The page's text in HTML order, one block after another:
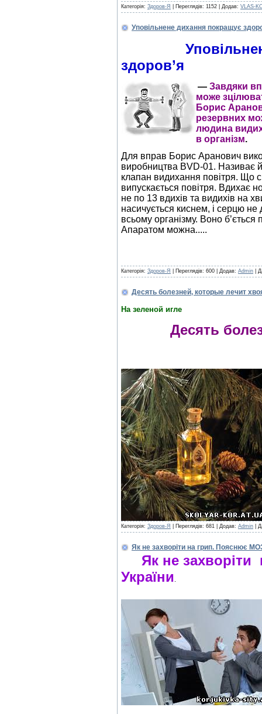
Категорія: Здоров-Я | Переглядів: 1152 | Додав: VLAS-
Уповільнене дихання покращує
здоров’я
— Завдяки
може
Борис
резервних
людина
в організм.
Для вправ Борис Аранович
виробництва BVD-01. Називає
клапан видихання повітря. Що
випускається повітря. Вдихає
не по 13 вдихів та видихів на
насичується киснем, і серцю не
всьому організму. Воно
Апаратом можна.....
Категорія: Здоров-Я | Переглядів: 600 | Додав: Admin |
Десять болезней, которые лечит
На зеленой игле
Десять
Категорія: Здоров-Я | Переглядів: 681 | Додав: Admin |
Як не захворіти на грип. Пояснює
Як не
України